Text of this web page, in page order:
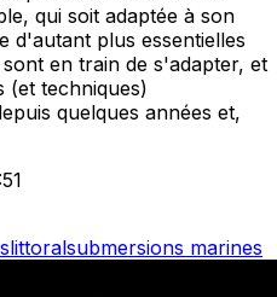
qui soit adaptée à son
d'autant plus essentielles
en train de s'adapter, et
(et techniques)
quelques années et,
littoralsubmersions marines